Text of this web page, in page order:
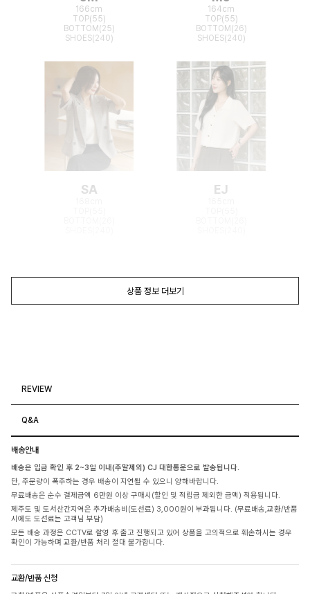
166cm
TOP(55)
BOTTOM(25)
SHOES(240)
164cm
TOP(55)
BOTTOM(26)
SHOES(240)
SA EJ
상품 정보 더보기
REVIEW
Q&A
배송안내
배송은 입금 확인 후 2~3일 이내(주말제외) CJ 대한통운으로 발송됩니다.
단, 주문량이 폭주하는 경우 배송이 지연될 수 있으니 양해바랍니다.
무료배송은 순수 결제금액 6만원 이상 구매시(할인 및 적립금 제외한 금액) 적용됩니다.
제주도 및 도서산간지역은 추가배송비(도선료) 3,000원이 부과됩니다. (무료배송,교환/반품
시에도 도선료는 고객님 부담)
모든 배송 과정은 CCTV로 촬영 후 출고 진행되고 있어 상품을 고의적으로 훼손하시는 경우
확인이 가능하며 교환/반품 처리 절대 불가합니다.
교환/반품 신청